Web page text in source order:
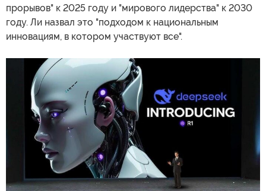
прорывов" к 2025 году и "мирового лидерства" к 2030
году. Ли назвал это "подходом к национальным
инновациям, в котором участвуют все".